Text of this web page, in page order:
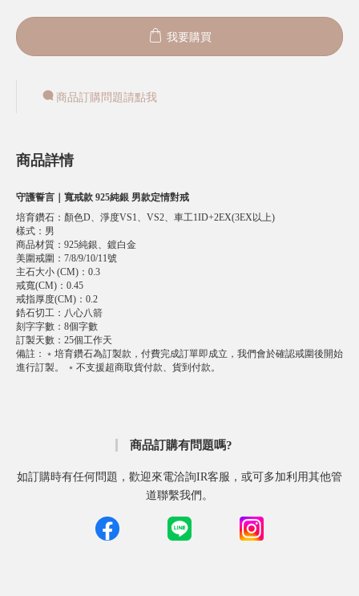
我要購買
商品訂購問題請點我
商品詳情
守護誓言｜寬戒款 925純銀 男款定情對戒
培育鑽石 ： 顏色D、淨度VS1、VS2、車工1ID+2EX(3EX以上)
樣式 ： 男
商品材質 ： 925純銀、鍍白金
美圍戒圍 ： 7/8/9/10/11號
主石大小 (CM) ： 0.3
戒寬(CM) ： 0.45
戒指厚度(CM) ： 0.2
鋯石切工 ： 八心八箭
刻字字數 ： 8個字數
訂製天數 ： 25個工作天
備註 ： ﹡培育鑽石為訂製款，付費完成訂單即成立，我們會於確認戒圍後開始
進行訂製。 ﹡不支援超商取貨付款、貨到付款。
商品訂購有問題嗎?
如訂購時有任何問題，歡迎來電洽詢IR客服，或可多加利用其他管
道聯繫我們。